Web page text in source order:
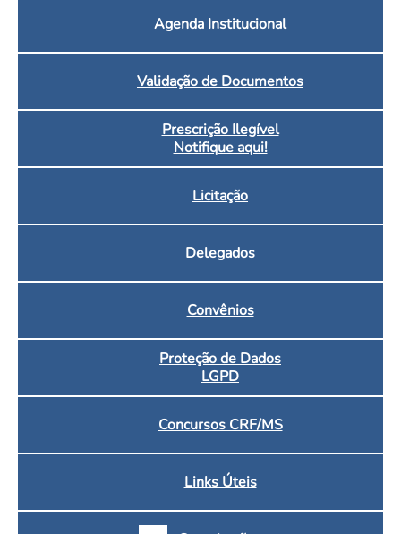
Agenda Institucional
Validação de Documentos
Prescrição Ilegível
Notifique aqui!
Licitação
Delegados
Convênios
Proteção de Dados
LGPD
Concursos CRF/MS
Links Úteis